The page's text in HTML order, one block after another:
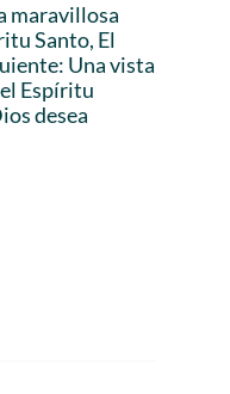
maravillosa
Santo, El
Una vista
Espíritu
desea